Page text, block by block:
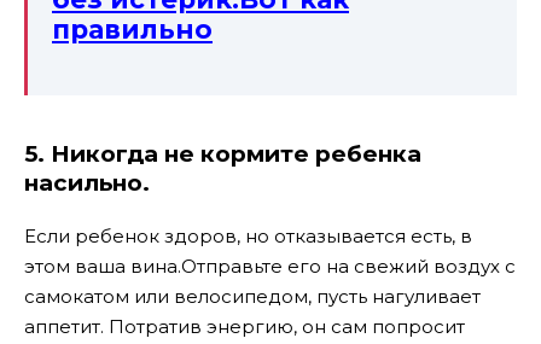
правильно
5. Никогда не кормите ребенка
насильно.
Если ребенок здоров, но отказывается есть, в
этом ваша вина.Отправьте его на свежий воздух с
самокатом или велосипедом, пусть нагуливает
аппетит. Потратив энергию, он сам попросит